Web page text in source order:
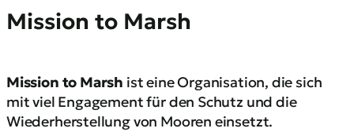
Mission to Marsh
Mission to Marsh ist eine Organisation, die sich
mit viel Engagement für den Schutz und die
Wiederherstellung von Mooren einsetzt.